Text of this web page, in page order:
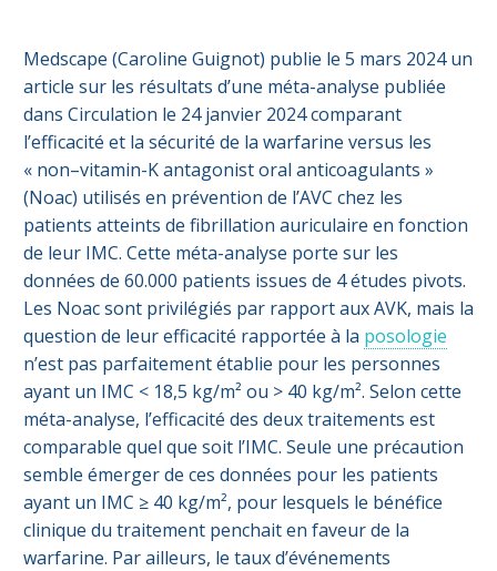
Medscape (Caroline Guignot) publie le 5 mars 2024 un
article sur les résultats d’une méta-analyse publiée
dans Circulation le 24 janvier 2024 comparant
l’efficacité et la sécurité de la warfarine versus les
« non–vitamin-K antagonist oral anticoagulants »
(Noac) utilisés en prévention de l’AVC chez les
patients atteints de fibrillation auriculaire en fonction
de leur IMC. Cette méta-analyse porte sur les
données de 60.000 patients issues de 4 études pivots.
Les Noac sont privilégiés par rapport aux AVK, mais la
question de leur efficacité rapportée à la posologie
n’est pas parfaitement établie pour les personnes
ayant un IMC < 18,5 kg/m² ou > 40 kg/m². Selon cette
méta-analyse, l’efficacité des deux traitements est
comparable quel que soit l’IMC. Seule une précaution
semble émerger de ces données pour les patients
ayant un IMC ≥ 40 kg/m², pour lesquels le bénéfice
clinique du traitement penchait en faveur de la
warfarine. Par ailleurs, le taux d’événements